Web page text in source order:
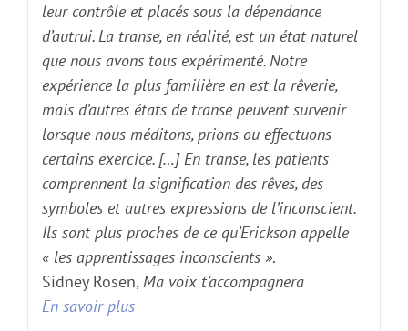
leur contrôle et placés sous la dépendance
d’autrui. La transe, en réalité, est un état naturel
que nous avons tous expérimenté. Notre
expérience la plus familière en est la rêverie,
mais d’autres états de transe peuvent survenir
lorsque nous méditons, prions ou effectuons
certains exercice. […] En transe, les patients
comprennent la signification des rêves, des
symboles et autres expressions de l’inconscient.
Ils sont plus proches de ce qu’Erickson appelle
« les apprentissages inconscients ».
Sidney Rosen, Ma voix t’accompagnera
En savoir plus